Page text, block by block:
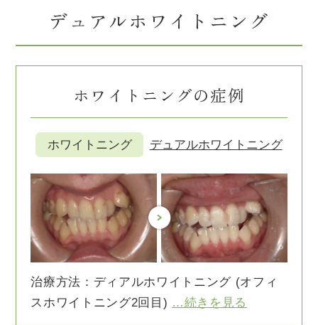
デュアルホワイトニング
ホワイトニングの症例
ホワイトニング デュアルホワイトニング
治療方法：ディアルホワイトニング (オフィ
スホワイトニング2回目) …続きを見る